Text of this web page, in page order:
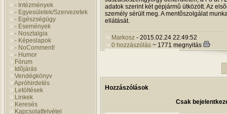
- Intézmények
- Egyesületek/Szervezetek
- Egészségügy
- Események
- Nosztalgia
- Képeslapok
- NoComment!
- Humor
Fórum
Idõjárás
Vendégkönyv
Apróhirdetés
Letöltések
Linkek
Keresés
Kapcsolatfelvétel
adatok szerint két gépjármû ütközött. Az
személy sérült meg. A mentõszolgálat
ellátását.
Markosz - 2015.02.24 22:49:52
0 hozzászólás ~ 1771 megnyitás
Hozzászólások
Csak